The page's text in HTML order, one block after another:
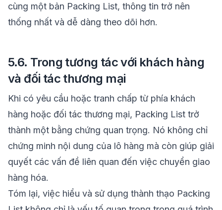
cùng một bản Packing List, thông tin trở nên
thống nhất và dễ dàng theo dõi hơn.
5.6. Trong tương tác với khách hàng
và đối tác thương mại
Khi có yêu cầu hoặc tranh chấp từ phía khách
hàng hoặc đối tác thương mại, Packing List trở
thành một bằng chứng quan trọng. Nó không chỉ
chứng minh nội dung của lô hàng mà còn giúp giải
quyết các vấn đề liên quan đến việc chuyển giao
hàng hóa.
Tóm lại, việc hiểu và sử dụng thành thạo Packing